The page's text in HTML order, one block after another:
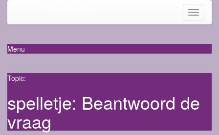
Toggle
Menu
Topic:
spelletje: Beantwoord de
vraag